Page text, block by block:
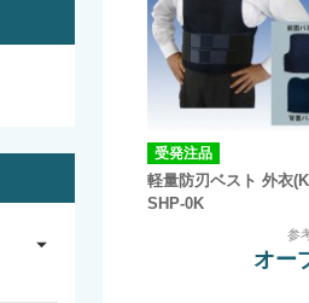
受発注品
軽量防刃ベスト 外衣
SHP-0K
参
オー